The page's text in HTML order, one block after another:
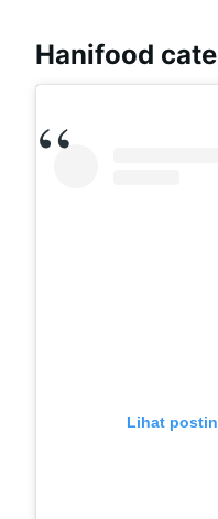
Hanifood
Lihat